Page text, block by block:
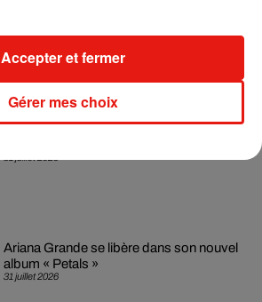
4 août 2026
Grand Corps Malade emmène Styleto
31 juillet 2026
Ariana Grande se libère dans son nouvel
album « Petals »
Gérer mes choix
Accepter et fermer